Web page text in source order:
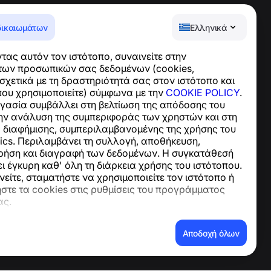
Ελληνικά
αυτόν τον ιστότοπο, συναινείτε στην
προσωπικών σας δεδομένων (cookies,
με τη δραστηριότητά σας στον ιστότοπο και
χρησιμοποιείτε) σύμφωνα με την COOKIE POLICY.
συμβάλλει στη βελτίωση της απόδοσης του
ανάλυση της συμπεριφοράς των χρηστών και στη
διαφήμισης, συμπεριλαμβανομένης της χρήσης του
Περιλαμβάνει τη συλλογή, αποθήκευση,
και διαγραφή των δεδομένων. Η συγκατάθεσή
έγκυρη καθ' όλη τη διάρκεια χρήσης του ιστότοπου.
σταματήστε να χρησιμοποιείτε τον ιστότοπο ή
τα cookies στις ρυθμίσεις του προγράμματος
Αποδοχή όλων
Ειδήσεις και Άρθρα
Σχετικά με το έργο
Επαφές